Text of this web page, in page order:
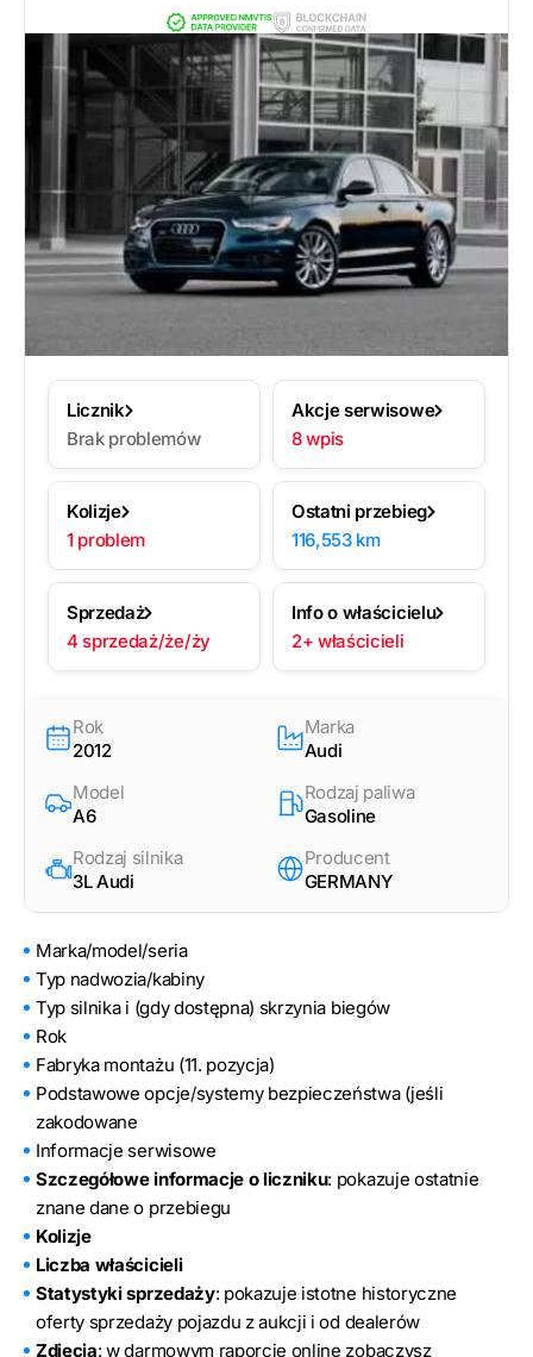
Licznik
Brak problemów
Akcje serwisowe
8 wpis
Kolizje
1 problem
Ostatni przebieg
116,553 km
Sprzedaż
4 sprzedaż/że/ży
Info o właścicielu
2+ właścicieli
Rok
2012
Marka
Audi
Model
A6
Rodzaj paliwa
Gasoline
Rodzaj silnika
3L Audi
Producent
GERMANY
Marka/model/seria
Typ nadwozia/kabiny
Typ silnika i (gdy dostępna) skrzynia biegów
Rok
Fabryka montażu (11. pozycja)
Podstawowe opcje/systemy bezpieczeństwa (jeśli
zakodowane
Informacje serwisowe
Szczegółowe informacje o liczniku: pokazuje ostatnie
znane dane o przebiegu
Kolizje
Liczba właścicieli
Statystyki sprzedaży: pokazuje istotne historyczne
oferty sprzedaży pojazdu z aukcji i od dealerów
Zdjęcia: w darmowym raporcie online zobaczysz